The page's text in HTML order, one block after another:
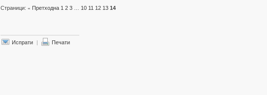
Страници: « Претходна 1 2 3 10 11 12 13 14
Испрати | Печати